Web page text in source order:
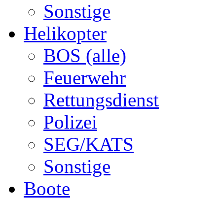
Sonstige
Helikopter
BOS (alle)
Feuerwehr
Rettungsdienst
Polizei
SEG/KATS
Sonstige
Boote